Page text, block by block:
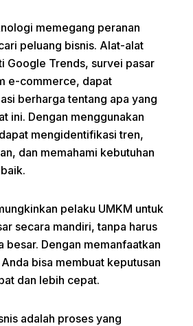
memegang peranan
peluang bisnis. Alat-alat
Google Trends, survei pasar
e-commerce, dapat
berharga tentang apa yang
ini. Dengan menggunakan
mengidentifikasi tren,
dan memahami kebutuhan
pelaku UMKM untuk
secara mandiri, tanpa harus
besar. Dengan memanfaatkan
bisa membuat keputusan
dan lebih cepat.
adalah proses yang